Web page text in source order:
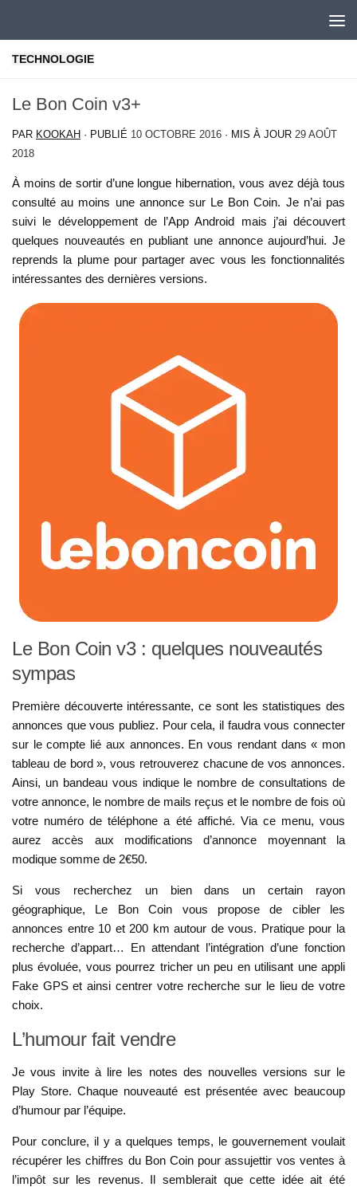
TECHNOLOGIE
Le Bon Coin v3+
PAR KOOKAH · PUBLIÉ 10 OCTOBRE 2016 · MIS À JOUR 29 AOÛT
2018
À moins de sortir d’une longue hibernation, vous avez déjà tous
consulté au moins une annonce sur Le Bon Coin. Je n’ai pas
suivi le développement de l’App Android mais j’ai découvert
quelques nouveautés en publiant une annonce aujourd’hui. Je
reprends la plume pour partager avec vous les fonctionnalités
intéressantes des dernières versions.
Le Bon Coin v3 : quelques nouveautés
sympas
Première découverte intéressante, ce sont les statistiques des
annonces que vous publiez. Pour cela, il faudra vous connecter
sur le compte lié aux annonces. En vous rendant dans « mon
tableau de bord », vous retrouverez chacune de vos annonces.
Ainsi, un bandeau vous indique le nombre de consultations de
votre annonce, le nombre de mails reçus et le nombre de fois où
votre numéro de téléphone a été affiché. Via ce menu, vous
aurez accès aux modifications d’annonce moyennant la
modique somme de 2€50.
Si vous recherchez un bien dans un certain rayon
géographique, Le Bon Coin vous propose de cibler les
annonces entre 10 et 200 km autour de vous. Pratique pour la
recherche d’appart… En attendant l’intégration d’une fonction
plus évoluée, vous pourrez tricher un peu en utilisant une appli
Fake GPS et ainsi centrer votre recherche sur le lieu de votre
choix.
L’humour fait vendre
Je vous invite à lire les notes des nouvelles versions sur le
Play Store. Chaque nouveauté est présentée avec beaucoup
d’humour par l’équipe.
Pour conclure, il y a quelques temps, le gouvernement voulait
récupérer les chiffres du Bon Coin pour assujettir vos ventes à
l’impôt sur les revenus. Il semblerait que cette idée ait été